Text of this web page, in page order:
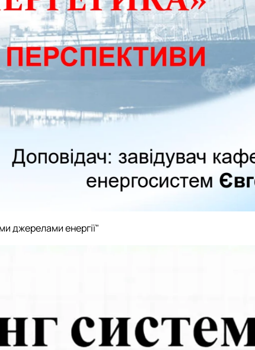
джерелами енергії"